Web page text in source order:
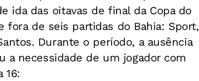
ida das oitavas de final da Copa do
fora de seis partidas do Bahia: Sport,
Durante o período, a ausência
a necessidade de um jogador com
16: